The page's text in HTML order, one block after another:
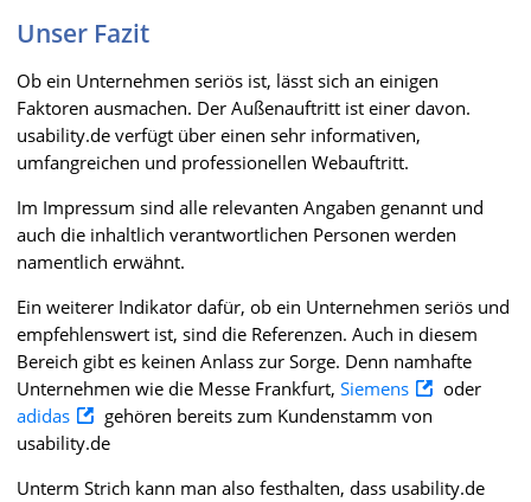
Unser Fazit
Ob ein Unternehmen seriös ist, lässt sich an einigen
Faktoren ausmachen. Der Außenauftritt ist einer davon.
usability.de verfügt über einen sehr informativen,
umfangreichen und professionellen Webauftritt.
Im Impressum sind alle relevanten Angaben genannt und
auch die inhaltlich verantwortlichen Personen werden
namentlich erwähnt.
Ein weiterer Indikator dafür, ob ein Unternehmen seriös und
empfehlenswert ist, sind die Referenzen. Auch in diesem
Bereich gibt es keinen Anlass zur Sorge. Denn namhafte
Unternehmen wie die Messe Frankfurt, Siemens
oder
adidas
gehören bereits zum Kundenstamm von
usability.de
Unterm Strich kann man also festhalten, dass usability.de